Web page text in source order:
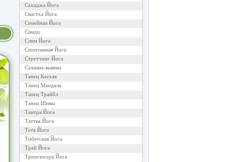
Сахаджа Йога
Свастха Йога
Семейная Йога
Синдо
Слим Йога
Спонтанная Йога
Стретчинг Йога
Сукшма-вьяяма
Танец Катхак
Танец Мандала
Танец Трайбл
Танец Шивы
Тантра Йога
Таттва Йога
Тета Йога
Тибетская Йога
Трай Йога
Трипсихора Йога